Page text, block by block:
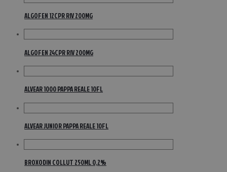
ALGOFEN 12CPR RIV 200MG
ALGOFEN 24CPR RIV 200MG
ALVEAR 1000 PAPPA REALE 10FL
ALVEAR JUNIOR PAPPA REALE 10FL
BROXODIN COLLUT 250ML 0,2%